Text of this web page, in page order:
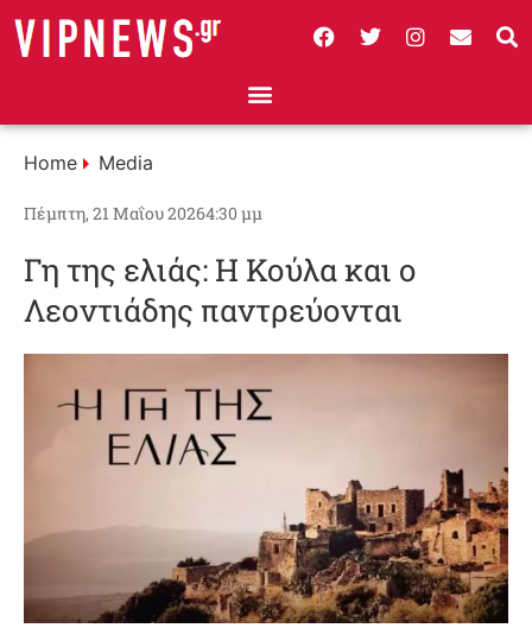
Home Media
Πέμπτη, 21 Μαΐου 20264:30 μμ
Γη της ελιάς: Η Κούλα και ο
Λεοντιάδης παντρεύονται